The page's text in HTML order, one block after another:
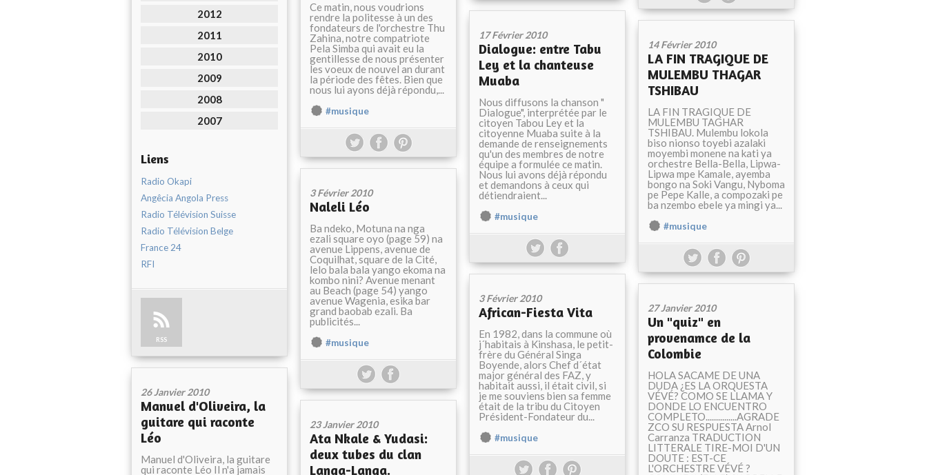
2012
2011
2010
2009
2008
2007
Liens
Radio Okapi
Angêcia Angola Press
Radio Télévision Suisse
Radio Télévision Belge
France 24
RFI
RSS
Ce matin, nous voudrions
rendre la politesse à un des
fondateurs de l'orchestre Thu
Zahina, notre compatriote
Pela Simba qui avait eu la
gentillesse de nous présenter
les voeux de nouvel an durant
la période des fêtes. Bien que
nous lui ayons déjà répondu,...
#musique
17 Février 2010
Dialogue: entre Tabu
Ley et la chanteuse
Muaba
Nous diffusons la chanson "
Dialogue", interprétée par le
citoyen Tabou Ley et la
citoyenne Muaba suite à la
demande de renseignements
qu'un des membres de notre
équipe a formulée ce matin.
Nous lui avons déjà répondu
et demandons à ceux qui
détiendraient...
#musique
14 Février 2010
LA FIN TRAGIQUE DE
MULEMBU THAGAR
TSHIBAU
LA FIN TRAGIQUE DE
MULEMBU TAGHAR
TSHIBAU. Mulembu lokola
biso nionso toyebi azalaki
moyembi monene na kati ya
orchestre Bella-Bella, Lipwa-
Lipwa mpe Kamale, ayemba
bongo na Soki Vangu, Nyboma
pe Pepe Kalle, a compozaki pe
ba nzembo ebele ya mingi ya...
#musique
3 Février 2010
Naleli Léo
Ba ndeko, Motuna na nga
ezali square oyo (page 59) na
avenue Lippens, avenue de
Coquilhat, square de la Cité,
lelo bala bala yango ekoma na
kombo nini? Avenue menant
au Beach (page 54) yango
avenue Wagenia, esika bar
grand baobab ezali. Ba
publicités...
#musique
3 Février 2010
African-Fiesta Vita
En 1982, dans la commune où
j´habitais à Kinshasa, le petit-
frère du Général Singa
Boyende, alors Chef d´état
major général des FAZ, y
habitait aussi, il était civil, si
je me souviens bien sa femme
était de la tribu du Citoyen
Président-Fondateur du...
#musique
27 Janvier 2010
Un "quiz" en
provenamce de la
Colombie
HOLA SACAME DE UNA
DUDA ¿ES LA ORQUESTA
VÉVÉ? COMO SE LLAMA Y
DONDE LO ENCUENTRO
COMPLETO...............AGRADE
ZCO SU RESPUESTA Arnol
Carranza TRADUCTION
LITTERALE TIRE-MOI D'UN
DOUTE : EST-CE
L'ORCHESTRE VÉVÉ ?
26 Janvier 2010
Manuel d'Oliveira, la
guitare qui raconte
Léo
Manuel d'Oliveira, la guitare
qui raconte Léo Il n'a jamais
23 Janvier 2010
Ata Nkale & Yudasi:
deux tubes du clan
Langa-Langa.